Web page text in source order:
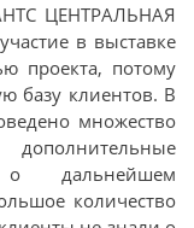
ЦЕНТРАЛЬНАЯ
в выставке
проекта, потому
базу клиентов. В
множество
дальнейшем
количество